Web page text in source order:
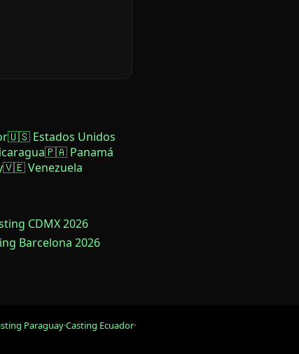
🇺🇸 Estados Unidos
🇵🇦 Panamá
🇻🇪 Venezuela
CDMX 2026
Barcelona 2026
Paraguay·Casting Ecuador·